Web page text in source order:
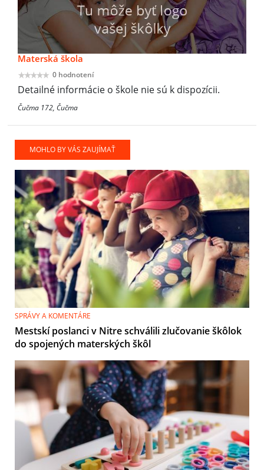
Materská škola
0 hodnotení
Detailné informácie o škole nie sú k dispozícii.
Čučma 172, Čučma
MOHLO BY VÁS ZAUJÍMAŤ
SPRÁVY A KOMENTÁRE
Mestskí poslanci v Nitre schválili zlučovanie škôlok
do spojených materských škôl